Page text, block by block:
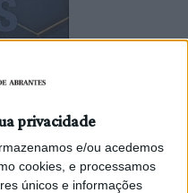
privacidade
e/ou acedemos
cookies, e processamos
únicos e informações
recordou António
Federação Portuguesa
(da Liga), do
“Há uma coisa que temos